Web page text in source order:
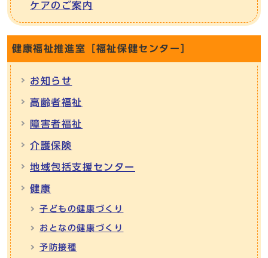
ケアのご案内
健康福祉推進室［福祉保健センター］
お知らせ
高齢者福祉
障害者福祉
介護保険
地域包括支援センター
健康
子どもの健康づくり
おとなの健康づくり
予防接種